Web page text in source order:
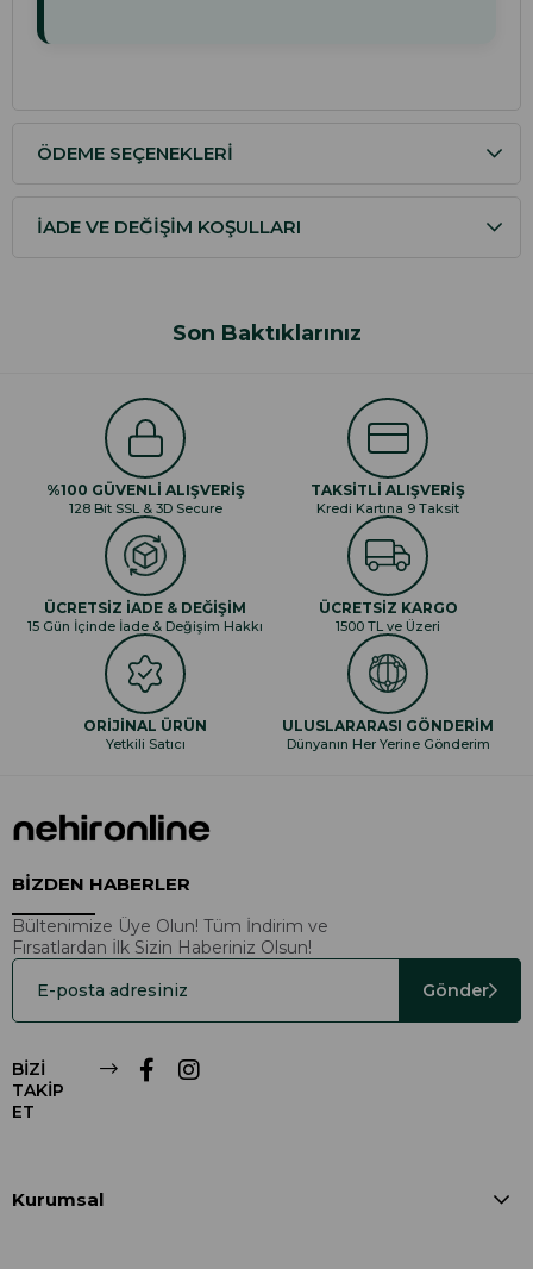
ÖDEME SEÇENEKLERI
İADE VE DEĞIŞIM KOŞULLARI
Son Baktıklarınız
%100 GÜVENLİ ALIŞVERİŞ
128 Bit SSL & 3D Secure
TAKSİTLİ ALIŞVERİŞ
Kredi Kartına 9 Taksit
ÜCRETSİZ İADE & DEĞİŞİM
15 Gün İçinde İade & Değişim Hakkı
ÜCRETSİZ KARGO
1500 TL ve Üzeri
ORİJİNAL ÜRÜN
Yetkili Satıcı
ULUSLARARASI GÖNDERİM
Dünyanın Her Yerine Gönderim
BİZDEN HABERLER
Bültenimize Üye Olun! Tüm İndirim ve
Fırsatlardan İlk Sizin Haberiniz Olsun!
Gönder
BİZİ
TAKİP
ET
Kurumsal